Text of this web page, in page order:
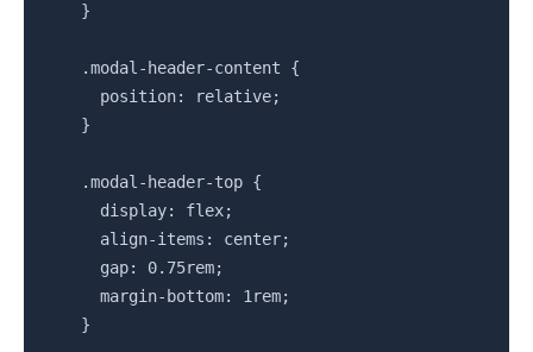
    }
    .modal-header-content {
      position: relative;
    }
    .modal-header-top {
      display: flex;
      align-items: center;
      gap: 0.75rem;
      margin-bottom: 1rem;
    }